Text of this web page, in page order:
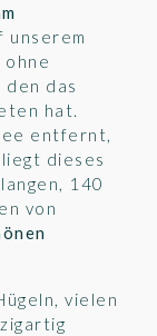
unserem
ohne
das
hat.
entfernt,
dieses
140
von
vielen